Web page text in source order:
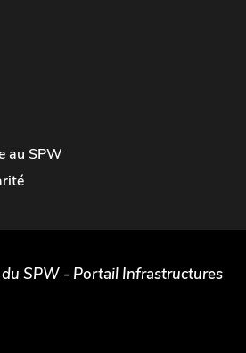
au SPW
SPW - Portail Infrastructures